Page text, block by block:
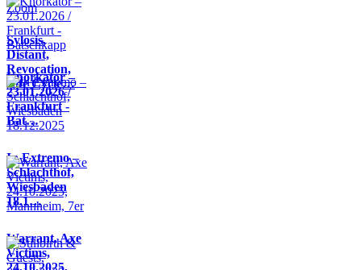
Sylosis,
Distant,
Revocation,
Life Cycle…
Knorkator –
23.01.2026 /
Frankfurt -
Bat…
In Extremo –
Schlachthof,
Wiesbaden
18.1…
Warrant, Axe
Victims,
24.10.2025,